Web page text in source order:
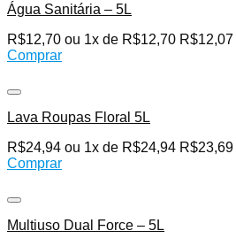
Água Sanitária – 5L
R$12,70 ou 1x de R$12,70 R$12,07
Comprar
Lava Roupas Floral 5L
R$24,94 ou 1x de R$24,94 R$23,69
Comprar
Multiuso Dual Force – 5L